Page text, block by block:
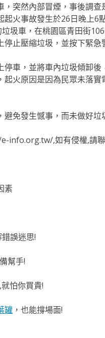
突然內部冒煙，事後調
起火事故發生於26日晚上6
圾車，在桃園區青田街
止壓縮垃圾，並按下緊急
車，並將車內垃圾傾卸
火原因是因為民眾未落
免發生憾事，而未做好
info.org.tw/,如有侵權,請
素
誤迷思!
幫手!
怕你買貴!
罐，也能撐場面!